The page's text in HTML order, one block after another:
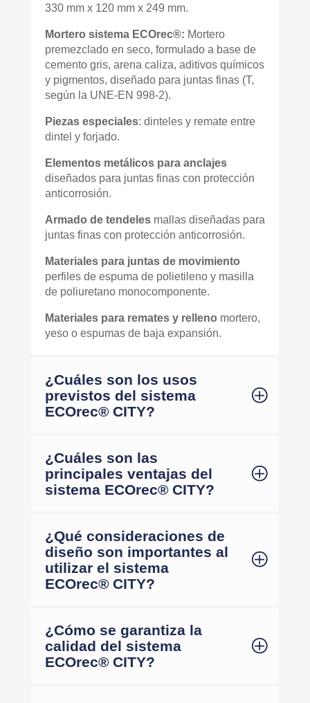
330 mm x 120 mm x 249 mm.
Mortero sistema ECOrec®: Mortero
premezclado en seco, formulado a base de
cemento gris, arena caliza, aditivos químicos
y pigmentos, diseñado para juntas finas (T,
según la UNE-EN 998-2).
Piezas especiales: dinteles y remate entre
dintel y forjado.
Elementos metálicos para anclajes
diseñados para juntas finas con protección
anticorrosión.
Armado de tendelesmallas diseñadas para
juntas finas con protección anticorrosión.
Materiales para juntas de movimiento
perfiles de espuma de polietileno y masilla
de poliuretano monocomponente.
Materiales para remates y relleno mortero,
yeso o espumas de baja expansión.
¿Cuáles son los usos
previstos del sistema
ECOrec® CITY?
¿Cuáles son las
principales ventajas del
sistema ECOrec® CITY?
¿Qué consideraciones de
diseño son importantes al
utilizar el sistema
ECOrec® CITY?
¿Cómo se garantiza la
calidad del sistema
ECOrec® CITY?